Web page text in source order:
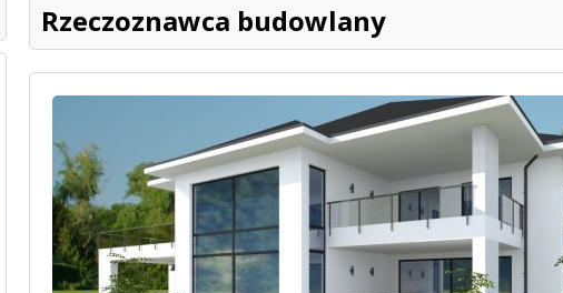
Rzeczoznawca budowlany